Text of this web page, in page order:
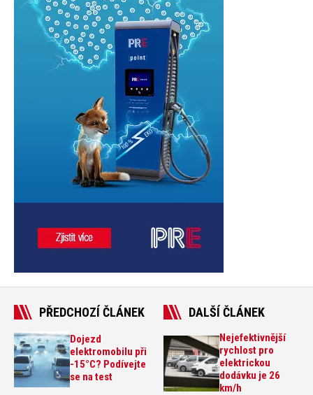
PŘEDCHOZÍ ČLÁNEK
Dojezd
elektromobilu při
-15°C? Podívejte
se na test
DALŠÍ ČLÁNEK
Nejefektivnější
rychlost pro
elektrickou
dodávku je 26
km/h